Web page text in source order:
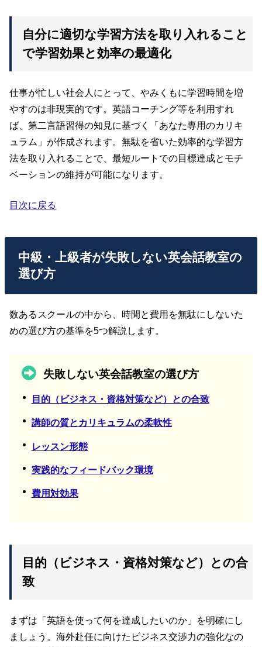
自分に適切な学習方法を取り入れること
で学習効果と効率の最適化
仕事が忙しい社会人にとって、やみくもに学習時間を増
やすのは非現実的です。英語コーチング等を利用すれ
ば、第二言語習得の知見に基づく「あなた専用のカリキ
ュラム」が作成されます。無駄を省いた効率的な学習方
法を取り入れることで、最短ルートでの目標達成とモチ
ベーションの維持が可能になります。
目次に戻る
中級・上級者が失敗しない英会話教室の
選び方
数あるスクールの中から、時間と費用を無駄にしないた
めの選び方の基準を5つ解説します。
失敗しない英会話教室の選び方
目的（ビジネス・資格対策など）との合致
講師の質とカリキュラムの柔軟性
レッスン形態
実践的なフィードバック環境
費用対効果
目的（ビジネス・資格対策など）との合
致
まずは「英語を使って何を達成したいのか」を明確にし
ましょう。海外赴任に向けたビジネス交渉力の強化なの